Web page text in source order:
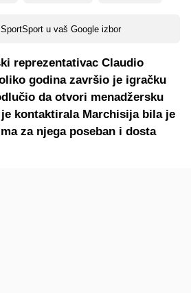
u vaš Google izbor
reprezentativac Claudio
godina završio je igračku
da otvori menadžersku
kontaktirala Marchisija bila je
za njega poseban i dosta